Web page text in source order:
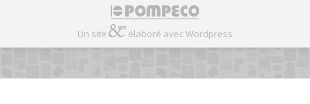
Un site élaboré avec Wordpress